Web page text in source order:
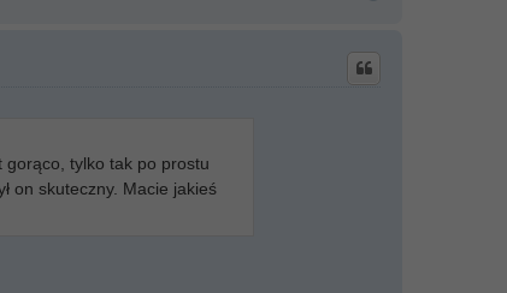
gorąco, tylko tak po prostu
on skuteczny. Macie jakieś